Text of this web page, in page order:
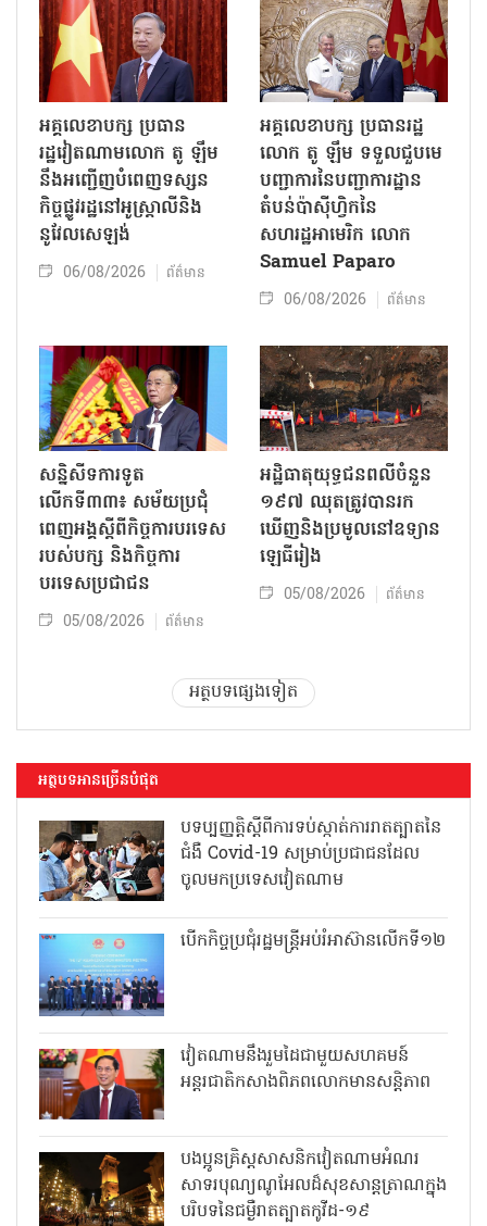
អគ្គលេខាបក្ស ប្រធាន
រដ្ឋវៀតណាមលោក តូ ឡឹម
នឹងអញ្ជើញបំពេញទស្សន
កិច្ចផ្លូវរដ្ឋនៅអូស្ត្រាលីនិង
នូវែលសេឡង់
06/08/2026 ព័ត៌មាន
អគ្គលេខាបក្ស ប្រធានរដ្ឋ
លោក តូ ឡឹម ទទួលជួបមេ
បញ្ជាការនៃបញ្ជាការដ្ឋាន
តំបន់ប៉ាស៊ីហ្វិកនៃ
សហរដ្ឋអាមេរិក លោក
Samuel Paparo
06/08/2026 ព័ត៌មាន
សន្និសីទការទូត
លើកទី៣៣៖ សម័យប្រជុំ
ពេញអង្គស្តីពីកិច្ច​ការបរទេស
របស់​បក្ស និងកិច្ច​ការ
បរទេសប្រជាជន
05/08/2026 ព័ត៌មាន
អដ្ឋិធាតុយុទ្ធជនពលីចំនួន
១៩៧ ឈុតត្រូវបានរក
ឃើញនិងប្រមូលនៅឧទ្យាន
ឡេធីរៀង
05/08/2026 ព័ត៌មាន
អត្ថបទផ្សេងទៀត
អត្ថបទអានច្រើនបំផុត
បទប្បញ្ញត្តិស្តីពីការទប់ស្កាត់ការរាតត្បាតនៃ
ជំងឺ Covid-19 សម្រាប់ប្រជាជនដែល
ចូលមកប្រទេសវៀតណាម
បើកកិច្ចប្រជុំរដ្ឋមន្ត្រីអប់រំអាស៊ានលើកទី១២
វៀតណាមនឹងរួមដៃជាមួយសហគមន៍
អន្តរជាតិកសាងពិភពលោកមានសន្តិភាព
បងប្អូនគ្រិស្តសាសនិកវៀតណាមអំណរ
សាទរបុណ្យណូអែលដ៏សុខសាន្តត្រាណក្នុង
បរិបទនៃជម្ងឺរាតត្បាតកូវីដ-១៩